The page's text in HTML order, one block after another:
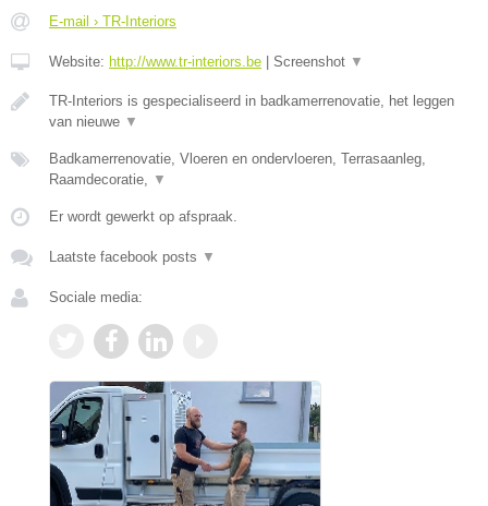
E-mail › TR-Interiors
Website: http://www.tr-interiors.be Screenshot ▼
TR-Interiors is gespecialiseerd in badkamerrenovatie, het leggen
van nieuwe ▼
Badkamerrenovatie, Vloeren en ondervloeren, Terrasaanleg,
Raamdecoratie, ▼
Er wordt gewerkt op afspraak.
Laatste facebook posts ▼
Sociale media: